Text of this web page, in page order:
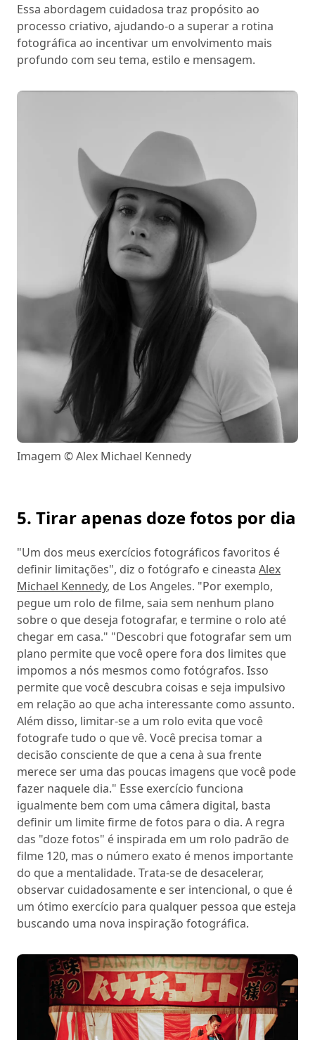
Essa abordagem cuidadosa traz propósito ao
processo criativo, ajudando-o a superar a rotina
fotográfica ao incentivar um envolvimento mais
profundo com seu tema, estilo e mensagem.
Imagem © Alex Michael Kennedy
5. Tirar apenas doze fotos por dia
"Um dos meus exercícios fotográficos favoritos é
definir limitações", diz o fotógrafo e cineasta Alex
Michael Kennedy, de Los Angeles. "Por exemplo,
pegue um rolo de filme, saia sem nenhum plano
sobre o que deseja fotografar, e termine o rolo até
chegar em casa." "Descobri que fotografar sem um
plano permite que você opere fora dos limites que
impomos a nós mesmos como fotógrafos. Isso
permite que você descubra coisas e seja impulsivo
em relação ao que acha interessante como assunto.
Além disso, limitar-se a um rolo evita que você
fotografe tudo o que vê. Você precisa tomar a
decisão consciente de que a cena à sua frente
merece ser uma das poucas imagens que você pode
fazer naquele dia." Esse exercício funciona
igualmente bem com uma câmera digital, basta
definir um limite firme de fotos para o dia. A regra
das "doze fotos" é inspirada em um rolo padrão de
filme 120, mas o número exato é menos importante
do que a mentalidade. Trata-se de desacelerar,
observar cuidadosamente e ser intencional, o que é
um ótimo exercício para qualquer pessoa que esteja
buscando uma nova inspiração fotográfica.